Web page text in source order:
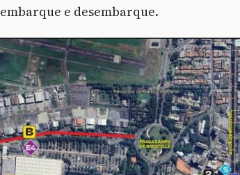
e desembarque.